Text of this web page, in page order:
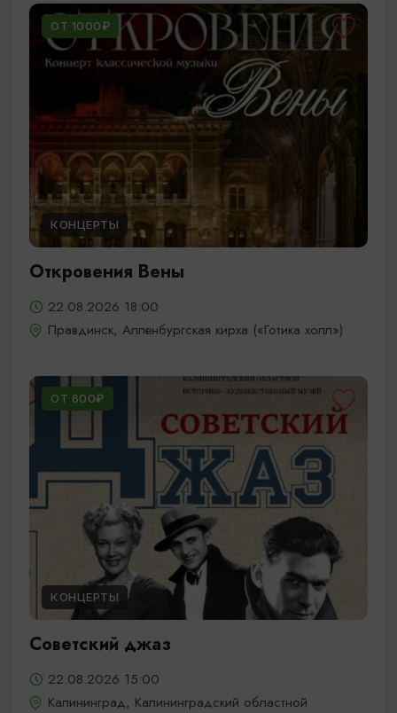
ОТ 1000₽
КОНЦЕРТЫ
Откровения Вены
22.08.2026 18:00
Правдинск, Алленбургская кирха («Готика холл»)
ОТ 600₽
КОНЦЕРТЫ
Советский джаз
22.08.2026 15:00
Калининград, Калининградский областной